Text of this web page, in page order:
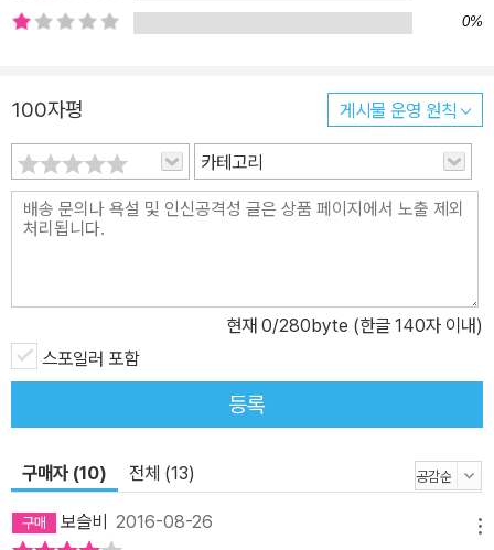
존 카펜터 : 에일리언의 전편으로 평가되는 다크 스타와 할로윈 그리
담당. 게임 「Alone in the Dark」 : 영향을 받았다고 광고. 밴드 메탈
리카 : 가사에 『네크로노미콘』 인용. 스티븐 킹 : 러브크래프트의 열성
적인 팬. 『세일럼즈 롯』 등 여러 작품에서 그의 흔적을 확인할 수 있
다.
0%
100자평 게시물 운영 원칙
카테고리
현재 0/280byte (한글 140자 이내)
스포일러 포함
등록
구매자 (10) 전체 (13)
보슬비 2016-08-26